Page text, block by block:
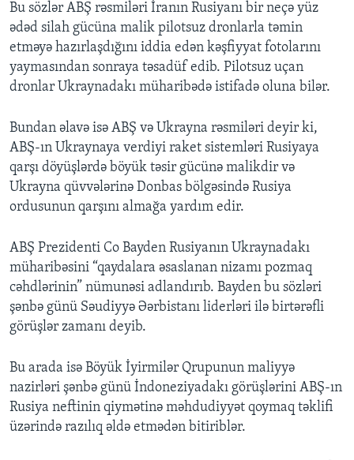
Bu sözlər ABŞ rəsmiləri İranın Rusiyanı bir neçə yüz
ədəd silah gücüna malik pilotsuz dronlarla təmin
etməyə hazırlaşdığını iddia edən kəşfiyyat fotolarını
yaymasından sonraya təsadüf edib. Pilotsuz uçan
dronlar Ukraynadakı müharibədə istifadə oluna bilər.
Bundan əlavə isə ABŞ və Ukrayna rəsmiləri deyir ki,
ABŞ-ın Ukraynaya verdiyi raket sistemləri Rusiyaya
qarşı döyüşlərdə böyük təsir gücünə malikdir və
Ukrayna qüvvələrinə Donbas bölgəsində Rusiya
ordusunun qarşını almağa yardım edir.
ABŞ Prezidenti Co Bayden Rusiyanın Ukraynadakı
müharibəsini “qaydalara əsaslanan nizamı pozmaq
cəhdlərinin” nümunəsi adlandırıb. Bayden bu sözləri
şənbə günü Səudiyyə Əərbistanı liderləri ilə birtərəfli
görüşlər zamanı deyib.
Bu arada isə Böyük İyirmilər Qrupunun maliyyə
nazirləri şənbə günü İndoneziyadakı görüşlərini ABŞ-ın
Rusiya neftinin qiymətinə məhdudiyyət qoymaq təklifi
üzərində razılıq əldə etmədən bitiriblər.